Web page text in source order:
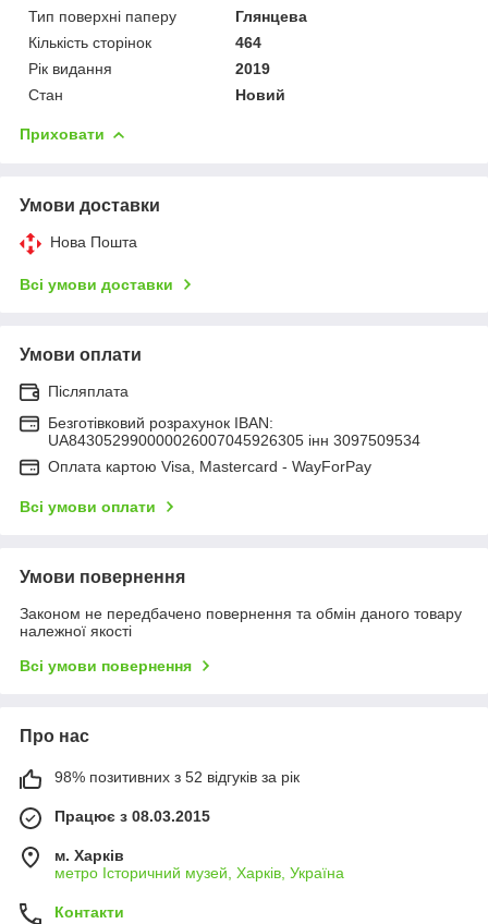
Тип поверхні паперу
Глянцева
Кількість сторінок
464
Рік видання
2019
Стан
Новий
Приховати
Умови доставки
Нова Пошта
Всі умови доставки
Умови оплати
Післяплата
Безготівковий розрахунок IBAN:
UA843052990000026007045926305 інн 3097509534
Оплата картою Visa, Mastercard - WayForPay
Всі умови оплати
Умови повернення
Законом не передбачено повернення та обмін даного товару
належної якості
Всі умови повернення
Про нас
98% позитивних з 52 відгуків за рік
Працює з 08.03.2015
м. Харків
метро Історичний музей, Харків, Україна
Контакти